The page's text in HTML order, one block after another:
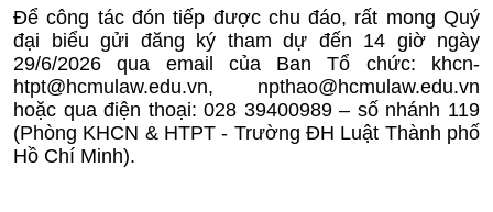
Để công tác đón tiếp được chu đáo, rất mong Quý
đại biểu gửi đăng ký tham dự đến 14 giờ ngày
29/6/2026qua email của Ban Tổ chức: khcn-
htpt@hcmulaw.edu.vn, npthao@hcmulaw.edu.vn
hoặc qua điện thoại: 028 39400989 – số nhánh 119
(Phòng KHCN & HTPT - Trường ĐH Luật Thành phố
Hồ Chí Minh).